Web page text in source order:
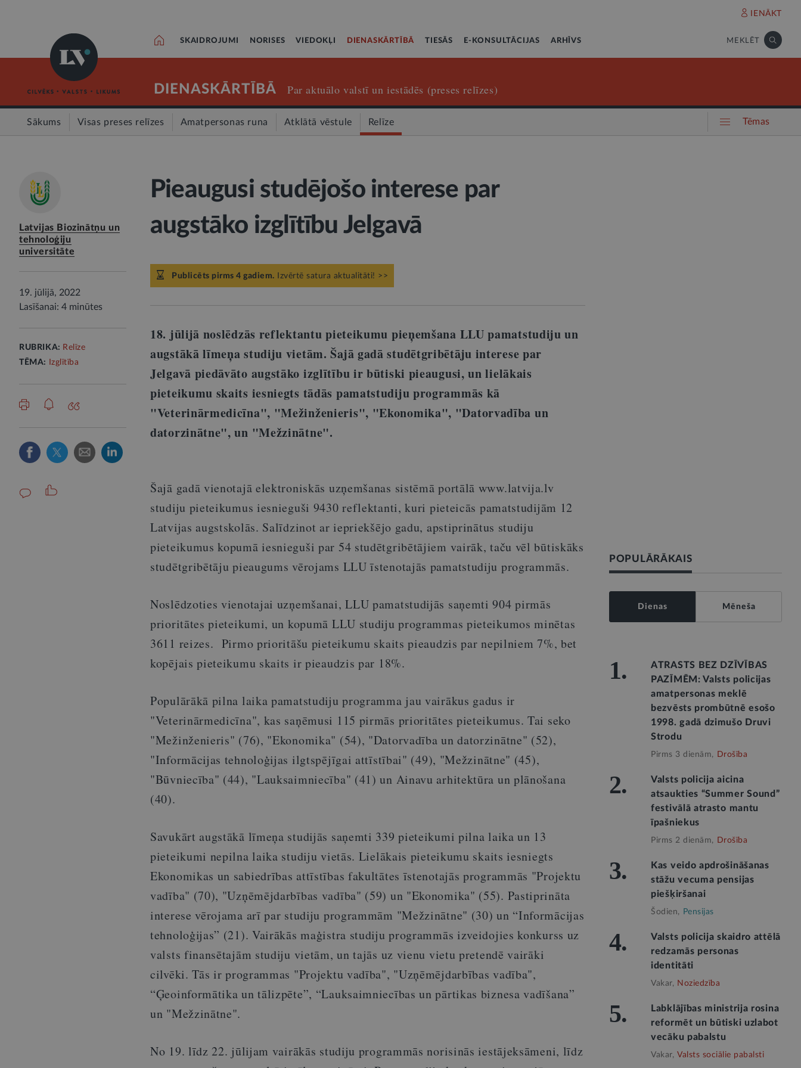
IENĀKT
SKAIDROJUMI NORISES VIEDOKĻI DIENASKĀRTĪBĀ TIESĀS E-KONSULTĀCIJAS ARHĪVS MEKLĒT
DIENASKĀRTĪBĀ Par aktuālo valstī un iestādēs (preses relīzes)
Sākums Visas preses relīzes Amatpersonas runa Atklātā vēstule Relīze Tēmas
Latvijas Biozinātņu un
tehnoloģiju
universitāte
19. jūlijā, 2022
Lasīšanai: 4 minūtes
RUBRIKA: Relīze
TĒMA:
Izglītība
Pieaugusi studējošo interese par
augstāko izglītību Jelgavā
Publicēts pirms 4 gadiem. Izvērtē satura aktualitāti! >>
18. jūlijā noslēdzās reflektantu pieteikumu pieņemšana LLU pamatstudiju un
augstākā līmeņa studiju vietām. Šajā gadā studētgribētāju interese par
Jelgavā piedāvāto augstāko izglītību ir būtiski pieaugusi, un lielākais
pieteikumu skaits iesniegts tādās pamatstudiju programmās kā
"Veterinārmedicīna", "Mežinženieris", "Ekonomika", "Datorvadība un
datorzinātne", un "Mežzinātne".
Šajā gadā vienotajā elektroniskās uzņemšanas sistēmā portālā www.latvija.lv
studiju pieteikumus iesnieguši 9430 reflektanti, kuri pieteicās pamatstudijām 12
Latvijas augstskolās. Salīdzinot ar iepriekšējo gadu, apstiprinātus studiju
pieteikumus kopumā iesnieguši par 54 studētgribētājiem vairāk, taču vēl būtiskāks
studētgribētāju pieaugums vērojams LLU īstenotajās pamatstudiju programmās.
Noslēdzoties vienotajai uzņemšanai, LLU pamatstudijās saņemti 904 pirmās
prioritātes pieteikumi, un kopumā LLU studiju programmas pieteikumos minētas
3611 reizes. Pirmo prioritāšu pieteikumu skaits pieaudzis par nepilniem 7%, bet
kopējais pieteikumu skaits ir pieaudzis par 18%.
Populārākā pilna laika pamatstudiju programma jau vairākus gadus ir
"Veterinārmedicīna", kas saņēmusi 115 pirmās prioritātes pieteikumus. Tai seko
"Mežinženieris" (76), "Ekonomika" (54), "Datorvadība un datorzinātne" (52),
"Informācijas tehnoloģijas ilgtspējīgai attīstībai" (49), "Mežzinātne" (45),
"Būvniecība" (44), "Lauksaimniecība" (41) un Ainavu arhitektūra un plānošana
(40).
Savukārt augstākā līmeņa studijās saņemti 339 pieteikumi pilna laika un 13
pieteikumi nepilna laika studiju vietās. Lielākais pieteikumu skaits iesniegts
Ekonomikas un sabiedrības attīstības fakultātes īstenotajās programmās "Projektu
vadība" (70), "Uzņēmējdarbības vadība" (59) un "Ekonomika" (55). Pastiprināta
interese vērojama arī par studiju programmām "Mežzinātne" (30) un “Informācijas
tehnoloģijas” (21). Vairākās maģistra studiju programmās izveidojies konkurss uz
valsts finansētajām studiju vietām, un tajās uz vienu vietu pretendē vairāki
cilvēki. Tās ir programmas "Projektu vadība", "Uzņēmējdarbības vadība",
“Ģeoinformātika un tālizpēte”, “Lauksaimniecības un pārtikas biznesa vadīšana”
un "Mežzinātne".
No 19. līdz 22. jūlijam vairākās studiju programmās norisinās iestājeksāmeni, līdz
POPULĀRĀKAIS
Dienas Mēneša
1.
ATRASTS BEZ DZĪVĪBAS
PAZĪMĒM: Valsts policijas
amatpersonas meklē
bezvēsts prombūtnē esošo
1998. gadā dzimušo Druvi
Strodu
Pirms 3 dienām, Drošība
2.
Valsts policija aicina
atsaukties “Summer Sound”
festivālā atrasto mantu
īpašniekus
Pirms 2 dienām, Drošība
3.
Kas veido apdrošināšanas
stāžu vecuma pensijas
piešķiršanai
Šodien, Pensijas
4.
Valsts policija skaidro attēlā
redzamās personas
identitāti
Vakar, Noziedzība
5.
Labklājības ministrija rosina
reformēt un būtiski uzlabot
vecāku pabalstu
Vakar, Valsts sociālie pabalsti